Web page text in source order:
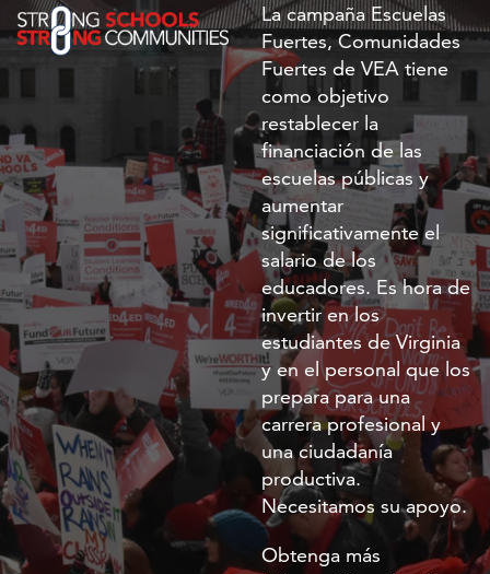
La campaña Escuelas
Fuertes, Comunidades
Fuertes de VEA tiene
como objetivo
restablecer la
financiación de las
escuelas públicas y
aumentar
significativamente el
salario de los
educadores. Es hora de
invertir en los
estudiantes de Virginia
y en el personal que los
prepara para una
carrera profesional y
una ciudadanía
productiva.
Necesitamos su apoyo.
Obtenga más